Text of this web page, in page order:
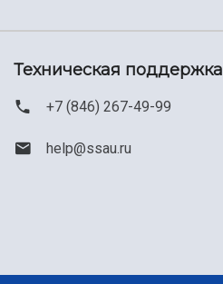
Техническая поддержка
+7 (846) 267-49-99
help@ssau.ru